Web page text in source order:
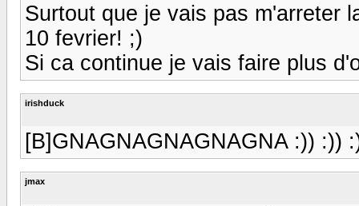
Surtout que je vais pas m'arreter
10 fevrier! ;)
Si ca continue je vais faire plus
irishduck
[B]GNAGNAGNAGNAGNA :)) :))
jmax